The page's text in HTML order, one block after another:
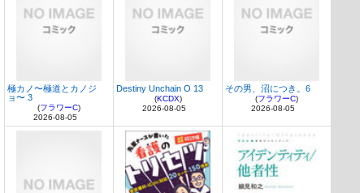
極カノ〜極道とカノジ
ョ〜 3
(フラワーC)
2026-08-05
Destiny Unchain O 13
(KCDX)
2026-08-05
その男、沼につき。6
(フラワーC)
2026-08-05